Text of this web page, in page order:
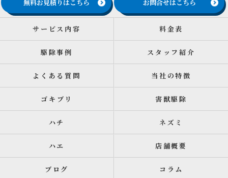
無料お見積りはこちら お問合せはこちら
サービス内容 料金表
駆除事例 スタッフ紹介
よくある質問 当社の特徴
ゴキブリ 害獣駆除
ハチ ネズミ
ハエ 店舗概要
ブログ コラム